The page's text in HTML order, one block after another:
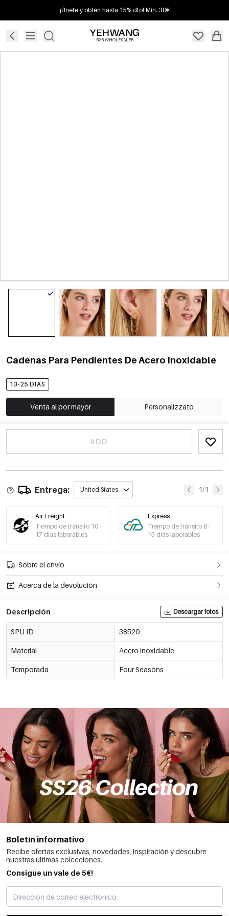
¡Únete y obtén hasta 15% dto! Mín. 30€
B2B WHOLESALER
Cadenas Para Pendientes De Acero Inoxidable
13-25 DÍAS
Venta al por mayor Personalizzato
ADD
Entrega: United States 1/1
Air Freight
Tiempo de tránsito 10 -
17 días laborables
Express
Tiempo de tránsito 8 -
15 días laborables
Sobre el envío
Acerca de la devolución
Descripción Descargar fotos
SPU ID 38520
Material Acero inoxidable
Temporada Four Seasons
Boletín informativo
Recibe ofertas exclusivas, novedades, inspiración y descubre
nuestras últimas colecciones.
Consigue un vale de 5€!